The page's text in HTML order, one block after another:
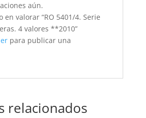
aún.
en valorar “RO 5401/4. Serie
4 valores **2010”
para publicar una
relacionados